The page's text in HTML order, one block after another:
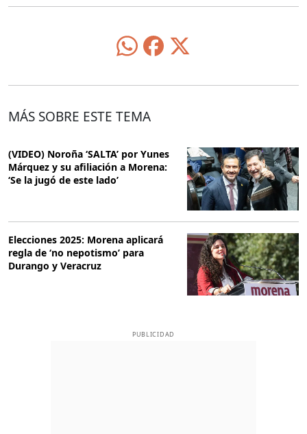
MÁS SOBRE ESTE TEMA
(VIDEO) Noroña ‘SALTA’ por Yunes
Márquez y su afiliación a Morena:
‘Se la jugó de este lado’
Elecciones 2025: Morena aplicará
regla de ‘no nepotismo’ para
Durango y Veracruz
PUBLICIDAD